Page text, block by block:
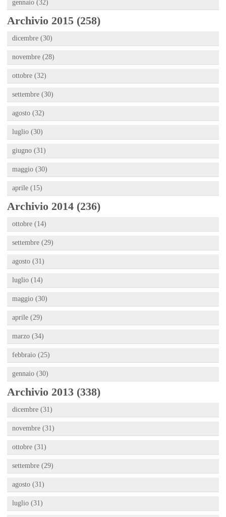
gennaio (32)
Archivio 2015 (258)
dicembre (30)
novembre (28)
ottobre (32)
settembre (30)
agosto (32)
luglio (30)
giugno (31)
maggio (30)
aprile (15)
Archivio 2014 (236)
ottobre (14)
settembre (29)
agosto (31)
luglio (14)
maggio (30)
aprile (29)
marzo (34)
febbraio (25)
gennaio (30)
Archivio 2013 (338)
dicembre (31)
novembre (31)
ottobre (31)
settembre (29)
agosto (31)
luglio (31)